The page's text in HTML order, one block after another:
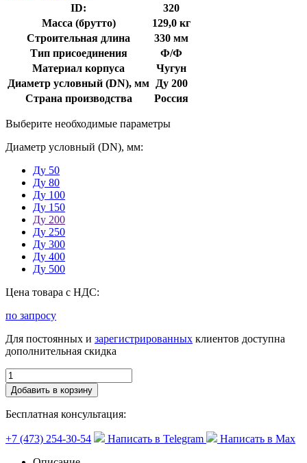
ID:
320
Масса (брутто)
129,0 кг
Строительная длина
330 мм
Тип присоединения
Ф/Ф
Материал корпуса
Чугун
Диаметр условный (DN), мм
Ду 200
Страна производства
Россия
Выберите необходимые параметры
Диаметр условный (DN), мм:
Ду 50
Ду 80
Ду 100
Ду 150
Ду 200
Ду 250
Ду 300
Ду 400
Ду 500
Цена товара с НДС:
по запросу
Для постоянных и зарегистрированных клиентов доступна
дополнительная скидка
Добавить в корзину
Бесплатная консультация:
+7 (473) 254-30-54 Написать в Telegram
Написать в Max